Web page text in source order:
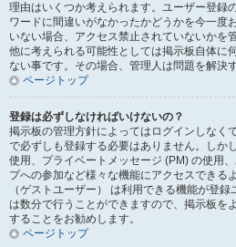
理由はいくつか考えられます。ユーザー登録
ワードに間違いがなかったかどうかを今一度
いない場合、アクセス禁止されていないかを
他に考えられる可能性としては掲示板自体に
ない事です。その場合、管理人は問題を解決
ページトップ
登録は必ずしなければいけないの？
掲示板の管理方針によってはログインしなく
で必ずしも登録する必要はありません。しか
使用、プライベートメッセージ (PM) の使用
プへの参加など様々な機能にアクセスできる
（ゲストユーザー） は利用できる機能が登
は数分で行うことができますので、掲示板を
することをお勧めします。
ページトップ